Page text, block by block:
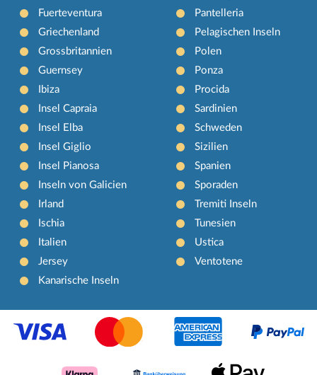
Fuerteventura
Griechenland
Grossbritannien
Guernsey
Ibiza
Insel Capraia
Insel Elba
Insel Giglio
Insel Pianosa
Inseln von Galicien
Irland
Ischia
Italien
Jersey
Kanarische Inseln
Pantelleria
Pelagischen Inseln
Polen
Ponza
Procida
Sardinien
Schweden
Sizilien
Spanien
Sporaden
Tremiti Inseln
Tunesien
Ustica
Ventotene